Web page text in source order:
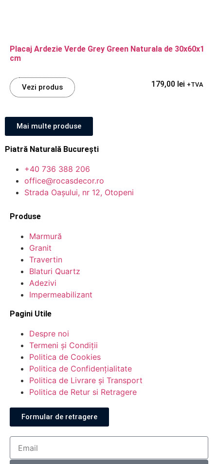
Placaj Ardezie Verde Grey Green Naturala de 30x60x1
cm
Vezi produs 179,00 lei +TVA
Mai multe produse
Piatră Naturală București
+40 736 388 206
office@rocasdecor.ro
Strada Oașului, nr 12, Otopeni
Produse
Marmură
Granit
Travertin
Blaturi Quartz
Adezivi
Impermeabilizant
Pagini Utile
Despre noi
Termeni și Condiții
Politica de Cookies
Politica de Confidențialitate
Politica de Livrare și Transport
Politica de Retur si Retragere
Formular de retragere